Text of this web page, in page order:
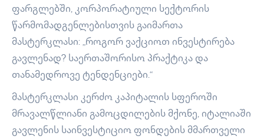
ფარგლებში, კორპორატიული სექტორის
წარმომადგენლებისთვის გაიმართა
მასტერკლასი: „როგორ ვაქციოთ ინვესტირება
გავლენად? საერთაშორისო პრაქტიკა და
თანამედროვე ტენდენციები.“
მასტერკლასი კერძო კაპიტალის სფეროში
მრავალწლიანი გამოცდილების მქონე, იტალიაში
გავლენის საინვესტიციო ფონდების მმართველი